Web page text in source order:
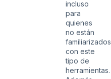
incluso
para
quienes
no están
familiarizados
con este
tipo de
herramientas.